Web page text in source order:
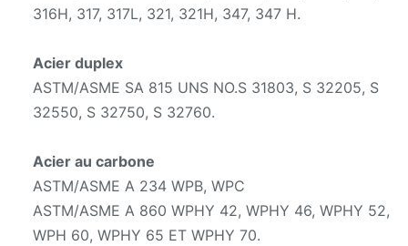
316H, 317, 317L, 321, 321H, 347, 347 H.
Acier duplex
ASTM/ASME SA 815 UNS NO.S 31803, S 32205, S
32550, S 32750, S 32760.
Acier au carbone
ASTM/ASME A 234 WPB, WPC
ASTM/ASME A 860 WPHY 42, WPHY 46, WPHY 52,
WPH 60, WPHY 65 ET WPHY 70.